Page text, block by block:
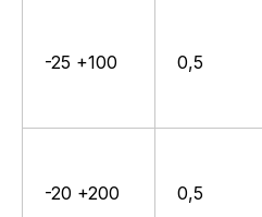
-25 +100 0,5
-20 +200 0,5
Связаться